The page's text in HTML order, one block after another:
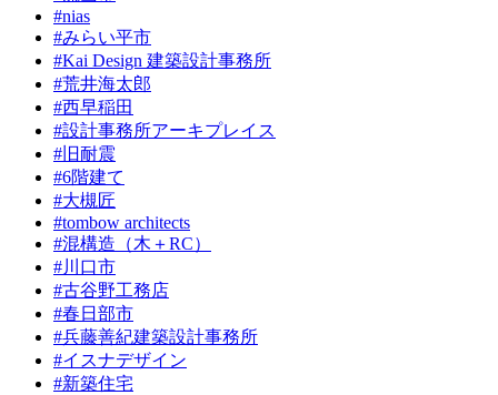
#nias
#みらい平市
#Kai Design 建築設計事務所
#荒井海太郎
#西早稲田
#設計事務所アーキプレイス
#旧耐震
#6階建て
#大槻匠
#tombow architects
#混構造（木＋RC）
#川口市
#古谷野工務店
#春日部市
#兵藤善紀建築設計事務所
#イスナデザイン
#新築住宅